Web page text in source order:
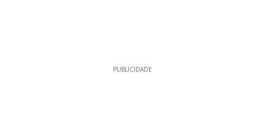
PUBLICIDADE